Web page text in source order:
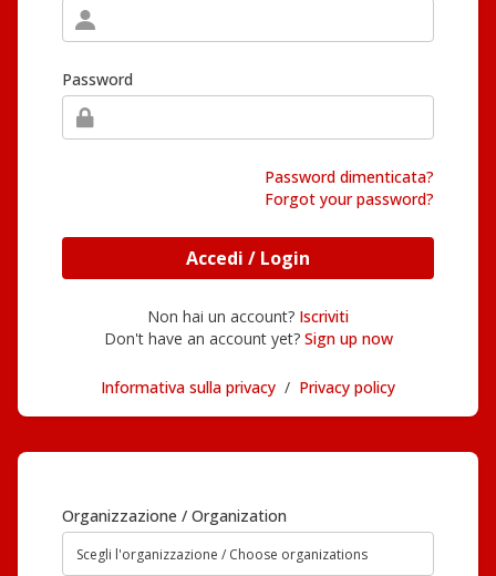
Password
Password dimenticata?
Forgot your password?
Accedi / Login
Non hai un account? Iscriviti
Don't have an account yet? Sign up now
Informativa sulla privacy / Privacy policy
Organizzazione / Organization